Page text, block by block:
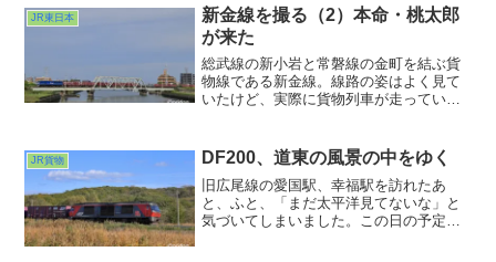
番台。それがうじゃうじゃいたわけです
から。前回はEF64を中心にうろうろ観察
しました。
JR東日本
新金線を撮る（2）本命・桃太郎
が来た
総武線の新小岩と常磐線の金町を結ぶ貨
物線である新金線。線路の姿はよく見て
いたけど、実際に貨物列車が走っている
です。１つ前の記事では不意打ちで現れ
たレール運搬車・キヤE195にあたふたさ
せられたことを記しました。
JR貨物 DF200、道東の風景の中をゆく
旧広尾線の愛国駅、幸福駅を訪れたあ
と、ふと、「まだ太平洋見てないな」と
気づいてしまいました。この日の予定は